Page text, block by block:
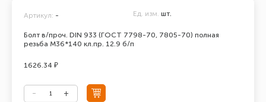
Болт в/проч. DIN 933 (ГОСТ 7798-70, 7805-70) полная
резьба М36*140 кл.пр. 12.9 б/п
Артикул: - Ед. изм. шт.
1626.34 ₽